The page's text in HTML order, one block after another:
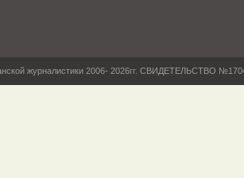
журналистики 2006- 2026гг. СВИДЕТЕЛЬСТВО